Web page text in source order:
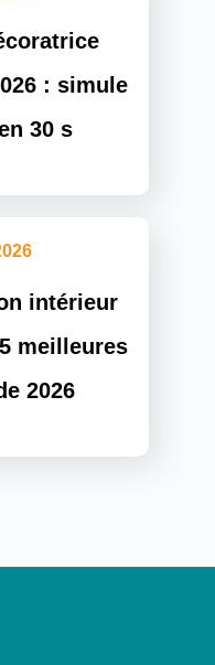
: simule
30 s
intérieur
meilleures
2026